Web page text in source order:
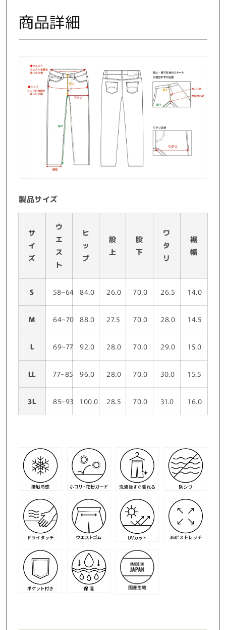
ら
や
商品詳細
製品サイズ
サ
イ
ズ
ウ
エ
ス
ト
ヒ
ッ
プ
股
上
股
下
ワ
タ
リ
裾
幅
S 58~64 84.0 26.0 70.0 26.5 14.0
M 64~70 88.0 27.5 70.0 28.0 14.5
L 69~77 92.0 28.0 70.0 29.0 15.0
LL 77~85 96.0 28.0 70.0 30.0 15.5
3L 85~93 100.0 28.5 70.0 31.0 16.0